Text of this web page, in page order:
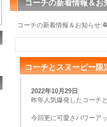
コーチの新着情報＆お
コーチの新着情報＆お知らせ:
コーチとスヌーピー限
2022年10月29日
昨年人気爆発したコーチ
今回更に可愛さパワーア